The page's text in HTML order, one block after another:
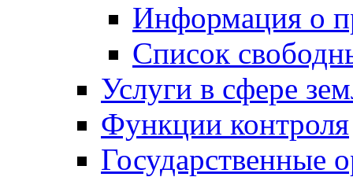
Информация о
Список
Услуги в сфере
Функции контроля
Государственные